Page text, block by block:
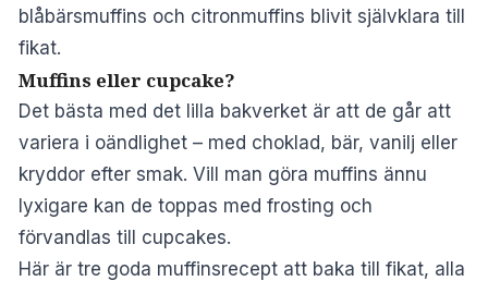
blåbärsmuffins och citronmuffins blivit självklara till
fikat.
Muffins eller cupcake?
Det bästa med det lilla bakverket är att de går att
variera i oändlighet – med choklad, bär, vanilj eller
kryddor efter smak. Vill man göra muffins ännu
lyxigare kan de toppas med frosting och
förvandlas till cupcakes.
Här är tre goda muffinsrecept att baka till fikat, alla